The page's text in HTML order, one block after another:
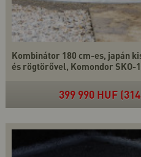
Kombinátor 180 cm-es, japán
és rögtörővel, Komondor SKO-
399 990 HUF